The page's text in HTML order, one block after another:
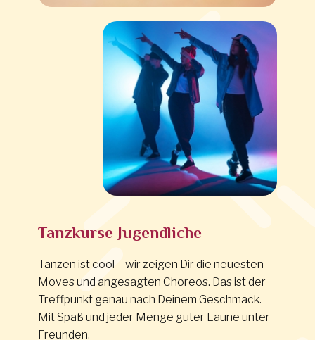
Tanzkurse Jugendliche
Tanzen ist cool – wir zeigen Dir die neuesten
Moves und angesagten Choreos. Das ist der
Treffpunkt genau nach Deinem Geschmack.
Mit Spaß und jeder Menge guter Laune unter
Freunden.